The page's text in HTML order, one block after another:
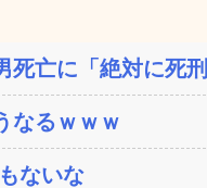
死亡に「絶対に死
なるｗｗｗ
ないな